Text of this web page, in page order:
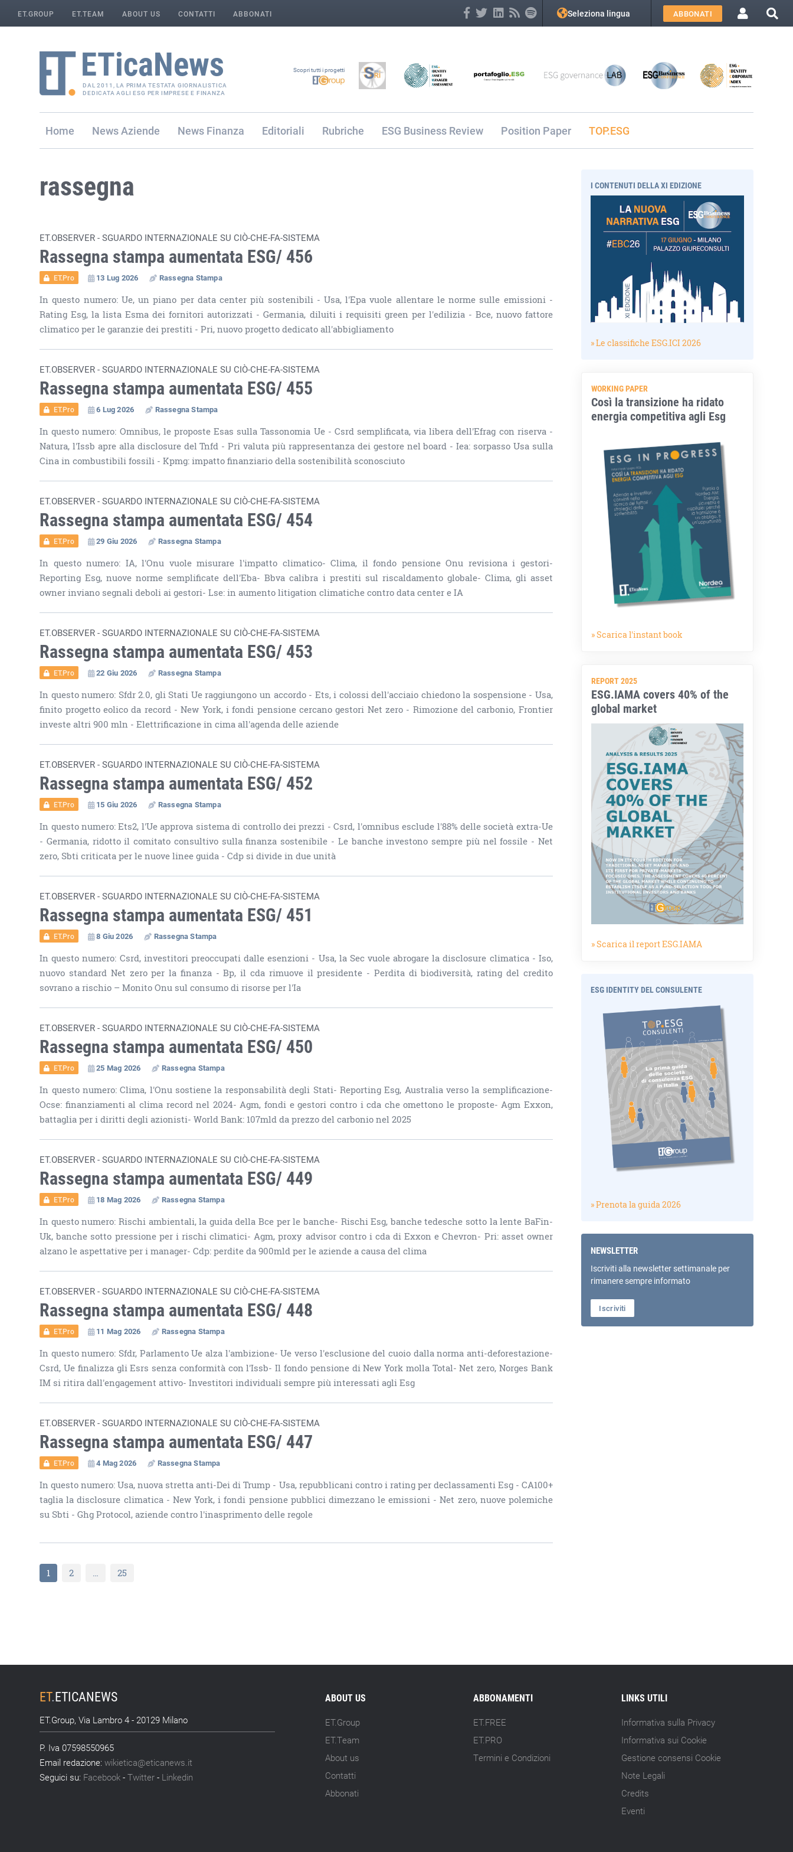
ET.GROUP ET.TEAM ABOUT US CONTATTI ABBONATI Seleziona lingua ABBONATI
DAL 2011, LA PRIMA TESTATA GIORNALISTICA
DEDICATA AGLI ESG PER IMPRESE E FINANZA
Scopri tutti i progetti
Home Aziende Finanza Editoriali Rubriche ESG Business Review Position Paper TOP.ESG
rassegna
ET.OBSERVER - SGUARDO INTERNAZIONALE SU CIÒ-CHE-FA-SISTEMA
Rassegna stampa aumentata ESG/ 456
ET.Pro 13 Lug 2026 Rassegna Stampa
In questo numero: Ue, un piano per data center più sostenibili - Usa, l'Epa vuole allentare le norme sulle emissioni -
Rating Esg, la lista Esma dei fornitori autorizzati - Germania, diluiti i requisiti green per l'edilizia - Bce, nuovo fattore
climatico per le garanzie dei prestiti - Pri, nuovo progetto dedicato all'abbigliamento
ET.OBSERVER - SGUARDO INTERNAZIONALE SU CIÒ-CHE-FA-SISTEMA
Rassegna stampa aumentata ESG/ 455
ET.Pro 6 Lug 2026 Rassegna Stampa
In questo numero: Omnibus, le proposte Esas sulla Tassonomia Ue - Csrd semplificata, via libera dell'Efrag con riserva -
Natura, l'Issb apre alla disclosure del Tnfd - Pri valuta più rappresentanza dei gestore nel board - Iea: sorpasso Usa sulla
Cina in combustibili fossili - Kpmg: impatto finanziario della sostenibilità sconosciuto
ET.OBSERVER - SGUARDO INTERNAZIONALE SU CIÒ-CHE-FA-SISTEMA
Rassegna stampa aumentata ESG/ 454
ET.Pro 29 Giu 2026 Rassegna Stampa
In questo numero: IA, l'Onu vuole misurare l'impatto climatico- Clima, il fondo pensione Onu revisiona i gestori-
Reporting Esg, nuove norme semplificate dell'Eba- Bbva calibra i prestiti sul riscaldamento globale- Clima, gli asset
owner inviano segnali deboli ai gestori- Lse: in aumento litigation climatiche contro data center e IA
ET.OBSERVER - SGUARDO INTERNAZIONALE SU CIÒ-CHE-FA-SISTEMA
Rassegna stampa aumentata ESG/ 453
ET.Pro 22 Giu 2026 Rassegna Stampa
In questo numero: Sfdr 2.0, gli Stati Ue raggiungono un accordo - Ets, i colossi dell'acciaio chiedono la sospensione - Usa,
finito progetto eolico da record - New York, i fondi pensione cercano gestori Net zero - Rimozione del carbonio, Frontier
investe altri 900 mln - Elettrificazione in cima all'agenda delle aziende
ET.OBSERVER - SGUARDO INTERNAZIONALE SU CIÒ-CHE-FA-SISTEMA
Rassegna stampa aumentata ESG/ 452
ET.Pro 15 Giu 2026 Rassegna Stampa
In questo numero: Ets2, l'Ue approva sistema di controllo dei prezzi - Csrd, l'omnibus esclude l'88% delle società extra-Ue
- Germania, ridotto il comitato consultivo sulla finanza sostenibile - Le banche investono sempre più nel fossile - Net
zero, Sbti criticata per le nuove linee guida - Cdp si divide in due unità
ET.OBSERVER - SGUARDO INTERNAZIONALE SU CIÒ-CHE-FA-SISTEMA
Rassegna stampa aumentata ESG/ 451
ET.Pro 8 Giu 2026 Rassegna Stampa
In questo numero: Csrd, investitori preoccupati dalle esenzioni - Usa, la Sec vuole abrogare la disclosure climatica - Iso,
nuovo standard Net zero per la finanza - Bp, il cda rimuove il presidente - Perdita di biodiversità, rating del credito
sovrano a rischio – Monito Onu sul consumo di risorse per l'Ia
ET.OBSERVER - SGUARDO INTERNAZIONALE SU CIÒ-CHE-FA-SISTEMA
Rassegna stampa aumentata ESG/ 450
ET.Pro 25 Mag 2026 Rassegna Stampa
In questo numero: Clima, l'Onu sostiene la responsabilità degli Stati- Reporting Esg, Australia verso la semplificazione-
Ocse: finanziamenti al clima record nel 2024- Agm, fondi e gestori contro i cda che omettono le proposte- Agm Exxon,
battaglia per i diritti degli azionisti- World Bank: 107mld da prezzo del carbonio nel 2025
ET.OBSERVER - SGUARDO INTERNAZIONALE SU CIÒ-CHE-FA-SISTEMA
Rassegna stampa aumentata ESG/ 449
ET.Pro 18 Mag 2026 Rassegna Stampa
In questo numero: Rischi ambientali, la guida della Bce per le banche- Rischi Esg, banche tedesche sotto la lente BaFin-
Uk, banche sotto pressione per i rischi climatici- Agm, proxy advisor contro i cda di Exxon e Chevron- Pri: asset owner
alzano le aspettative per i manager- Cdp: perdite da 900mld per le aziende a causa del clima
ET.OBSERVER - SGUARDO INTERNAZIONALE SU CIÒ-CHE-FA-SISTEMA
Rassegna stampa aumentata ESG/ 448
ET.Pro 11 Mag 2026 Rassegna Stampa
In questo numero: Sfdr, Parlamento Ue alza l'ambizione- Ue verso l'esclusione del cuoio dalla norma anti-deforestazione-
Csrd, Ue finalizza gli Esrs senza conformità con l'Issb- Il fondo pensione di New York molla Total- Net zero, Norges Bank
IM si ritira dall'engagement attivo- Investitori individuali sempre più interessati agli Esg
ET.OBSERVER - SGUARDO INTERNAZIONALE SU CIÒ-CHE-FA-SISTEMA
Rassegna stampa aumentata ESG/ 447
ET.Pro 4 Mag 2026 Rassegna Stampa
In questo numero: Usa, nuova stretta anti-Dei di Trump - Usa, repubblicani contro i rating per declassamenti Esg - CA100+
taglia la disclosure climatica - New York, i fondi pensione pubblici dimezzano le emissioni - Net zero, nuove polemiche
su Sbti - Ghg Protocol, aziende contro l'inasprimento delle regole
1 2 … 25
I CONTENUTI DELLA XI EDIZIONE
» Le classifiche ESG.ICI 2026
WORKING PAPER
Così la transizione ha ridato
energia competitiva agli Esg
» Scarica l'instant book
REPORT 2025
ESG.IAMA covers 40% of the
global market
» Scarica il report ESG.IAMA
ESG IDENTITY DEL CONSULENTE
» Prenota la guida 2026
NEWSLETTER
Iscriviti alla newsletter settimanale per
rimanere sempre informato
Iscriviti
ET.ETICANEWS
ET.Group, Via Lambro 4 - 20129 Milano
P. Iva 07598550965
Email redazione:wikietica@eticanews.it
Seguici su: Facebook -Twitter - Linkedin
ABOUT US
ET.Group
ET.Team
About us
Contatti
Abbonati
ABBONAMENTI
ET.FREE
ET.PRO
Termini e Condizioni
LINKS UTILI
Informativa sulla Privacy
Informativa sui Cookie
Gestione consensi Cookie
Note Legali
Credits
Eventi